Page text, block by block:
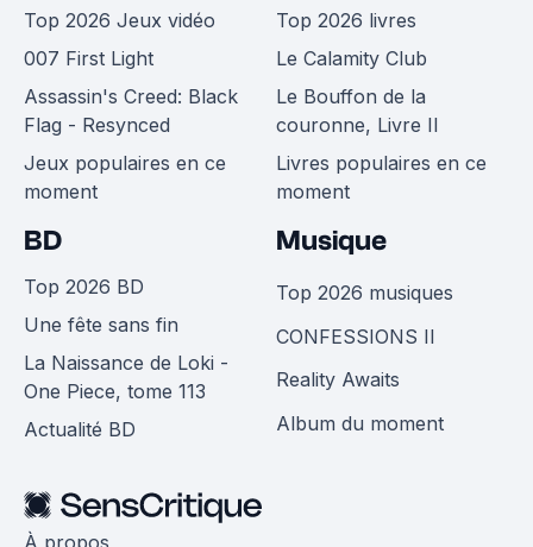
Top 2026 Jeux vidéo
007 First Light
Assassin's Creed: Black
Flag - Resynced
Jeux populaires en ce
moment
Top 2026 livres
Le Calamity Club
Le Bouffon de la
couronne, Livre II
Livres populaires en ce
moment
BD
Top 2026 BD
Une fête sans fin
La Naissance de Loki -
One Piece, tome 113
Actualité BD
Musique
Top 2026 musiques
CONFESSIONS II
Reality Awaits
Album du moment
À propos